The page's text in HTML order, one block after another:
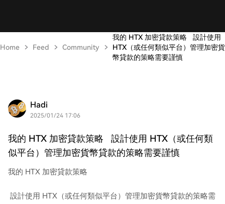
Home Feed Community
我的 HTX 加密貸款策略 設計使用
HTX（或任何類似平台）管理加密貨
幣貸款的策略需要謹慎
Hadi
2025/01/24 17:06
我的 HTX 加密貸款策略 設計使用 HTX（或任何類
似平台）管理加密貨幣貸款的策略需要謹慎
我的 HTX 加密貸款策略
設計使用 HTX（或任何類似平台）管理加密貨幣貸款的策略需